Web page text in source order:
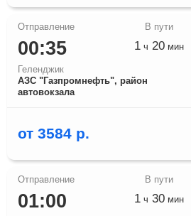
00:35
Геленджик
АЗС "Газпромнефть", район
автовокзала
1 ч 20 мин
от 3584 р.
01:00 1 ч 30 мин